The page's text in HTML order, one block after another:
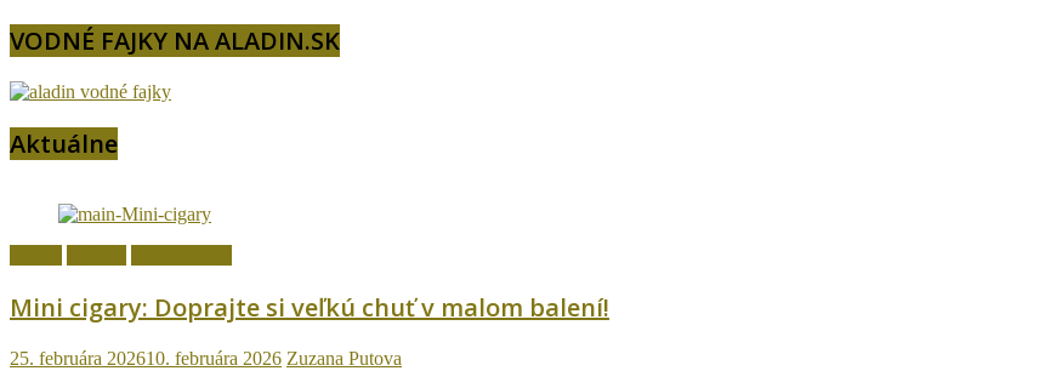
VODNÉ FAJKY NA ALADIN.SK
Aktuálne
Mini cigary: Doprajte si veľkú chuť v malom balení!
25. februára 202610. februára 2026 Zuzana Putova